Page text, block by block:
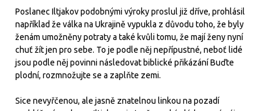
Poslanec Iltjakov podobnými výroky proslul již dříve, prohlásil
například že válka na Ukrajině vypukla z důvodu toho, že byly
ženám umožněny potraty a také kvůli tomu, že mají ženy nyní
chuť žít jen pro sebe. To je podle něj nepřípustné, neboť lidé
jsou podle něj povinni následovat biblické přikázání Buďte
plodní, rozmnožujte se a zaplňte zemi.
Sice nevyřčenou, ale jasně znatelnou linkou na pozadí